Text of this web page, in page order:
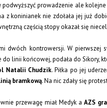
prowadzenie ale kolejne
z koninianek nie zdołała jej już
częścią stopy okazał się
dwóch kontrowersji. W pierwszej
do linii końcowej, podała do Sikory,
Natalii Chudzik. Piłka po jej
bramkową. Na nic zdały się
przewagę miał Medyk a AZS